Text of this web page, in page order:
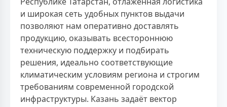
и широкая сеть удобных пунктов выдачи
позволяют нам оперативно доставлять
продукцию, оказывать всестороннюю
техническую поддержку и подбирать
решения, идеально соответствующие
климатическим условиям региона и строгим
требованиям современной городской
инфраструктуры. Казань задаёт вектор